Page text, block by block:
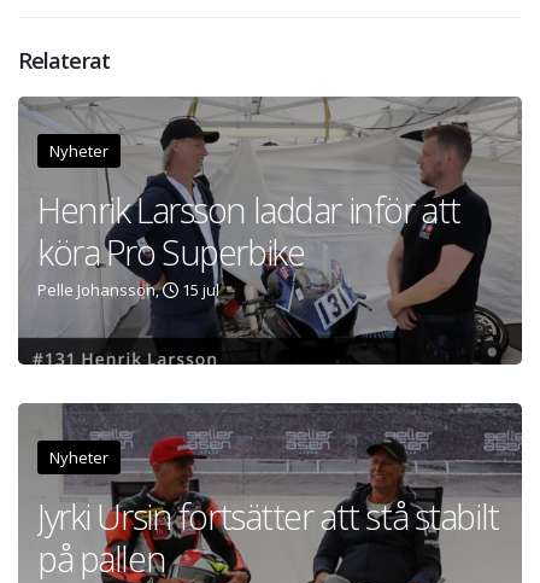
Relaterat
Nyheter
Henrik Larsson laddar inför att
köra Pro Superbike
Pelle Johansson, 15 jul
Nyheter
Jyrki Ursin fortsätter att stå stabilt
på pallen